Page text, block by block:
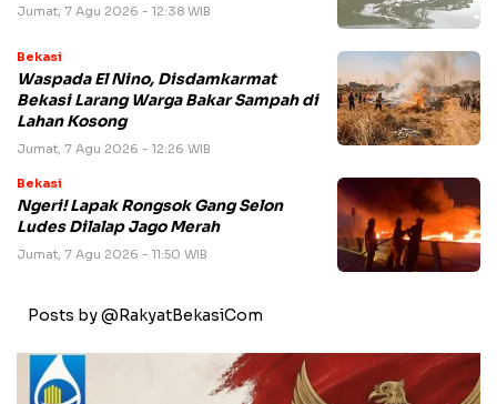
Jumat, 7 Agu 2026 - 12:38 WIB
Bekasi
Waspada El Nino, Disdamkarmat
Bekasi Larang Warga Bakar Sampah di
Lahan Kosong
Jumat, 7 Agu 2026 - 12:26 WIB
Bekasi
Ngeri! Lapak Rongsok Gang Selon
Ludes Dilalap Jago Merah
Jumat, 7 Agu 2026 - 11:50 WIB
Posts by @RakyatBekasiCom